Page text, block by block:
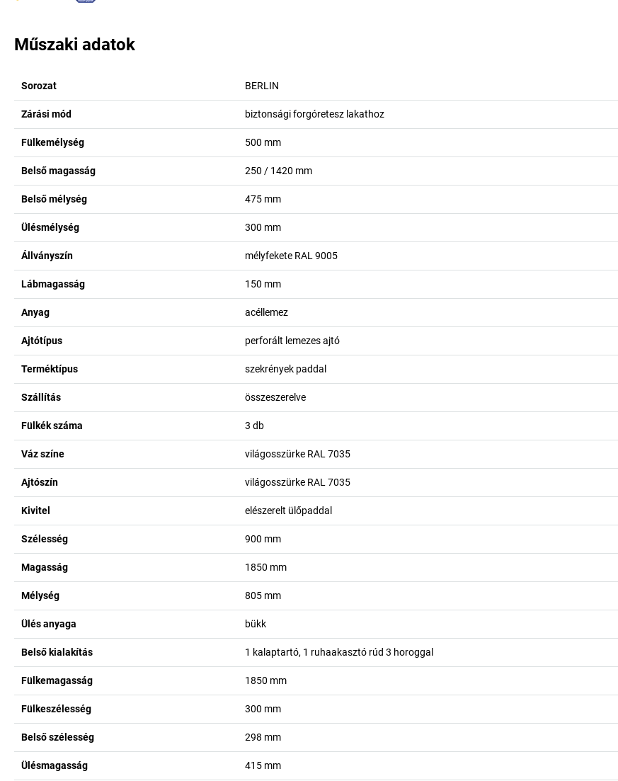
Műszaki adatok
Sorozat BERLIN
Zárási mód biztonsági forgóretesz lakathoz
Fülkemélység 500 mm
Belső magasság 250 / 1420 mm
Belső mélység 475 mm
Ülésmélység 300 mm
Állványszín mélyfekete RAL 9005
Lábmagasság 150 mm
Anyag acéllemez
Ajtótípus perforált lemezes ajtó
Terméktípus szekrények paddal
Szállítás összeszerelve
Fülkék száma 3 db
Váz színe világosszürke RAL 7035
Ajtószín világosszürke RAL 7035
Kivitel elészerelt ülőpaddal
Szélesség 900 mm
Magasság 1850 mm
Mélység 805 mm
Ülés anyaga bükk
Belső kialakítás 1 kalaptartó, 1 ruhaakasztó rúd 3 horoggal
Fülkemagasság 1850 mm
Fülkeszélesség 300 mm
Belső szélesség 298 mm
Ülésmagasság 415 mm